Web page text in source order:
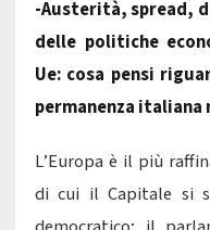
-Austerità, spread,
delle politiche
Ue: cosa pensi
permanenza italiana
L’Europa è il più
di cui il Capitale si